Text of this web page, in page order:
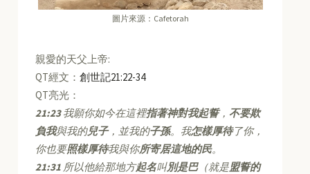
圖片來源：Cafetorah
親愛的天父上帝:
QT經文：創世記21:22-34
QT亮光：
21:23我願你如今在這裡指著神對我起誓， 不要欺
負我與我的兒子，並我的子孫。我怎樣厚待了你，
你也要照樣厚待我與你所寄居這地的民。
21:31 所以他給那地方起名叫別是巴（就是盟誓的